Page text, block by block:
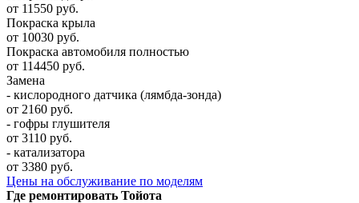
от 11550 руб.
Покраска крыла
от 10030 руб.
Покраска автомобиля полностью
от 114450 руб.
Замена
- кислородного датчика (лямбда-зонда)
от 2160 руб.
- гофры глушителя
от 3110 руб.
- катализатора
от 3380 руб.
Цены на обслуживание по моделям
Где ремонтировать Тойота